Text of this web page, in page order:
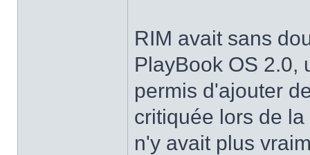
RIM avait sans
PlayBook OS 2.0,
permis d'ajouter
critiquée lors de
n'y avait plus